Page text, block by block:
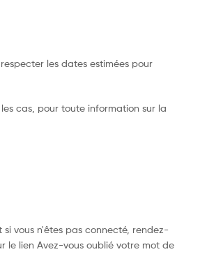
les dates estimées pour
cas, pour toute information sur la
vous n'êtes pas connecté, rendez-
le lien Avez-vous oublié votre mot de